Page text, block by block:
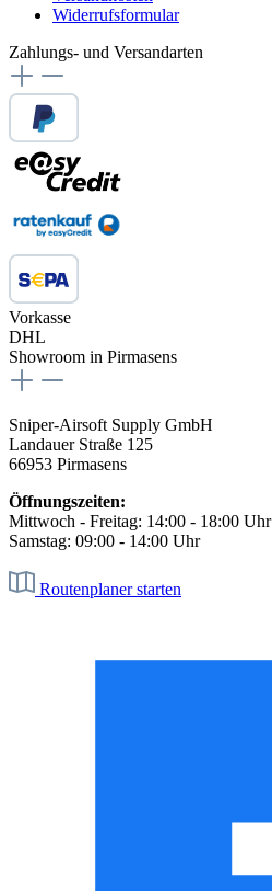
Widerrufsformular
Zahlungs- und Versandarten
Vorkasse
DHL
Showroom in Pirmasens
Sniper-Airsoft Supply GmbH
Landauer Straße 125
66953 Pirmasens
Öffnungszeiten:
Mittwoch - Freitag: 14:00 - 18:00 Uhr
Samstag: 09:00 - 14:00 Uhr
Routenplaner starten